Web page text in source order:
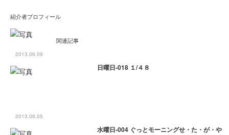
紹介者プロフィール
関連記事
2013.06.09
日曜日-018 １/４８
2013.06.05
水曜日-004 ぐっとモーニングせ・た・が・や